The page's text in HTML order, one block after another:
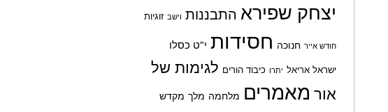
יצחק שפירא התבננות וישב זוגיות
חודש אייר חנוכה חסידות י"ט כסלו
ישראל אריאל יתרו כיבוד הורים לגימות של
אור מאמרים מלחמה מלך מקדש